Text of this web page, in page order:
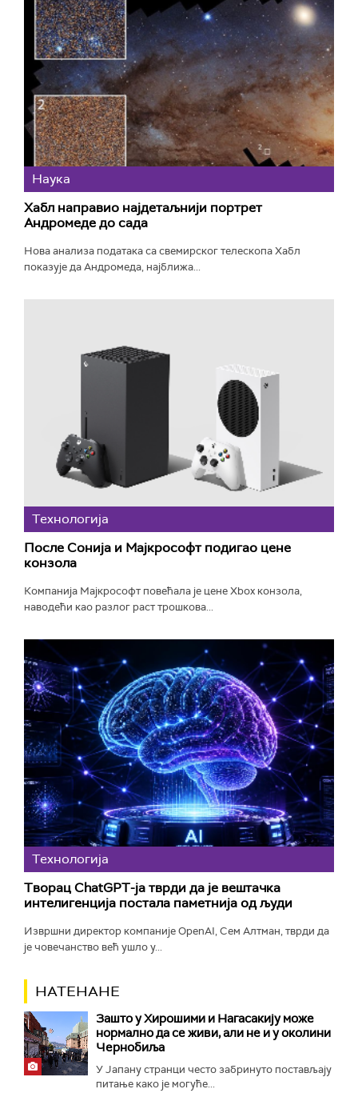
Наука
Хабл направио најдетаљнији портрет
Андромеде до сада
Нова анализа података са свемирског телескопа Хабл
показује да Андромеда, најближа...
Технологијa
После Сонија и Мајкрософт подигао цене
конзола
Компанија Мајкрософт повећала је цене Xbox конзола,
наводећи као разлог раст трошкова...
Технологијa
Творац ChatGPT-ја тврди да је вештачка
интелигенција постала паметнија од људи
Извршни директор компаније OpenAI, Сем Алтман, тврди да
је човечанство већ ушло у...
НАТЕНАНЕ
Зашто у Хирошими и Нагасакију може
нормално да се живи, али не и у околини
Чернобиља
У Јапану странци често забринуто постављају
питање како је могуће...